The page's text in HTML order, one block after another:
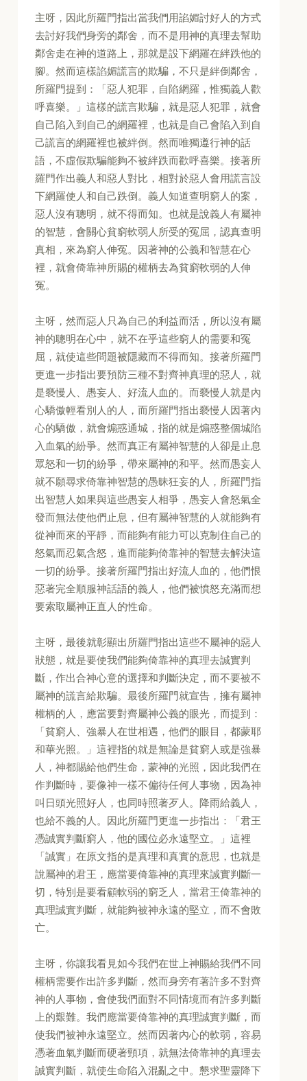
主呀，因此所羅門指出當我們用諂媚討好人的方式
去討好我們身旁的鄰舍，而不是用神的真理去幫助
鄰舍走在神的道路上，那就是設下網羅在絆跌他的
腳。然而這樣諂媚謊言的欺騙，不只是絆倒鄰舍，
所羅門提到：「惡人犯罪，自陷網羅，惟獨義人歡
呼喜樂。」這樣的謊言欺騙，就是惡人犯罪，就會
自己陷入到自己的網羅裡，也就是自己會陷入到自
己謊言的網羅裡也被絆倒。然而唯獨遵行神的話
語，不虛假欺騙能夠不被絆跌而歡呼喜樂。接著所
羅門作出義人和惡人對比，相對於惡人會用謊言設
下網羅使人和自己跌倒。義人知道查明窮人的案，
惡人沒有聰明，就不得而知。也就是說義人有屬神
的智慧，會關心貧窮軟弱人所受的冤屈，認真查明
真相，來為窮人伸冤。因著神的公義和智慧在心
裡，就會倚靠神所賜的權柄去為貧窮軟弱的人伸
冤。
主呀，然而惡人只為自己的利益而活，所以沒有屬
神的聰明在心中，就不在乎這些窮人的需要和冤
屈，就使這些問題被隱藏而不得而知。接著所羅門
更進一步指出要預防三種不對齊神真理的惡人，就
是褻慢人、愚妄人、好流人血的。而褻慢人就是內
心驕傲輕看別人的人，而所羅門指出褻慢人因著內
心的驕傲，就會煽惑通城，指的就是煽惑整個城陷
入血氣的紛爭。然而真正有屬神智慧的人卻是止息
眾怒和一切的紛爭，帶來屬神的和平。然而愚妄人
就不願尋求倚靠神智慧的愚昧狂妄的人，所羅門指
出智慧人如果與這些愚妄人相爭，愚妄人會怒氣全
發而無法使他們止息，但有屬神智慧的人就能夠有
從神而來的平靜，而能夠有能力可以克制住自己的
怒氣而忍氣含怒，進而能夠倚靠神的智慧去解決這
一切的紛爭。接著所羅門指出好流人血的，他們恨
惡著完全順服神話語的義人，他們被憤怒充滿而想
要索取屬神正直人的性命。
主呀，最後就彰顯出所羅門指出這些不屬神的惡人
狀態，就是要使我們能夠倚靠神的真理去誠實判
斷，作出合神心意的選擇和判斷決定，而不要被不
屬神的謊言給欺騙。最後所羅門就宣告，擁有屬神
權柄的人，應當要對齊屬神公義的眼光，而提到：
「貧窮人、強暴人在世相遇，他們的眼目，都蒙耶
和華光照。」這裡指的就是無論是貧窮人或是強暴
人，神都賜給他們生命，蒙神的光照，因此我們在
作判斷時，要像神一樣不偏待任何人事物，因為神
叫日頭光照好人，也同時照著歹人。降雨給義人，
也給不義的人。因此所羅門更進一步指出：「君王
憑誠實判斷窮人，他的國位必永遠堅立。」這裡
「誠實」在原文指的是真理和真實的意思，也就是
說屬神的君王，應當要倚靠神的真理來誠實判斷一
切，特別是要看顧軟弱的窮乏人，當君王倚靠神的
真理誠實判斷，就能夠被神永遠的堅立，而不會敗
亡。
主呀，你讓我看見如今我們在世上神賜給我們不同
權柄需要作出許多判斷，然而身旁有著許多不對齊
神的人事物，會使我們面對不同情境而有許多判斷
上的艱難。我們應當要倚靠神的真理誠實判斷，而
使我們被神永遠堅立。然而因著內心的軟弱，容易
憑著血氣判斷而硬著頸項，就無法倚靠神的真理去
誠實判斷，就使生命陷入混亂之中。懇求聖靈降下